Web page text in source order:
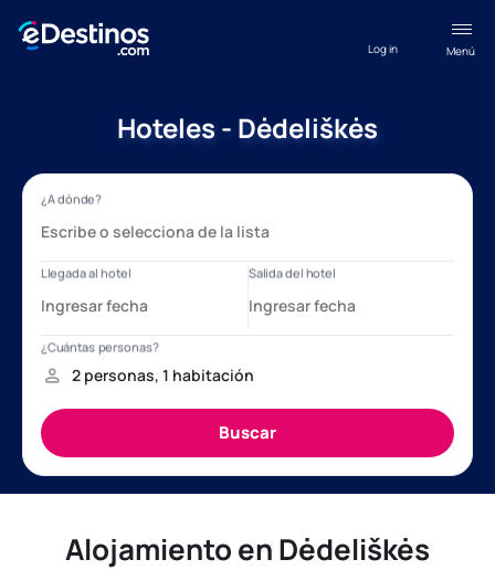
Menú
Log in
Hoteles - Dėdeliškės
Alojamiento en Dėdeliškės